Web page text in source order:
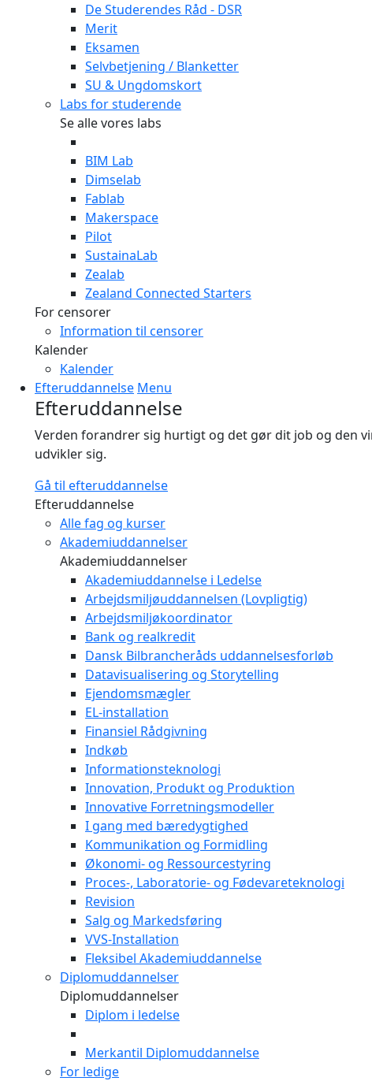
De Studerendes Råd - DSR
Merit
Eksamen
Selvbetjening / Blanketter
SU & Ungdomskort
Labs for studerende
Se alle vores labs
BIM Lab
Dimselab
Fablab
Makerspace
Pilot
SustainaLab
Zealab
Zealand Connected Starters
For censorer
Information til censorer
Kalender
Kalender
Efteruddannelse Menu
Efteruddannelse
Verden forandrer sig hurtigt og det gør dit job og den
udvikler sig.
Gå til efteruddannelse
Efteruddannelse
Alle fag og kurser
Akademiuddannelser
Akademiuddannelser
Akademiuddannelse i Ledelse
Arbejdsmiljøuddannelsen (Lovpligtig)
Arbejdsmiljøkoordinator
Bank og realkredit
Dansk Bilbrancheråds uddannelsesforløb
Datavisualisering og Storytelling
Ejendomsmægler
EL-installation
Finansiel Rådgivning
Indkøb
Informationsteknologi
Innovation, Produkt og Produktion
Innovative Forretningsmodeller
I gang med bæredygtighed
Kommunikation og Formidling
Økonomi- og Ressourcestyring
Proces-, Laboratorie- og Fødevareteknologi
Revision
Salg og Markedsføring
VVS-Installation
Fleksibel Akademiuddannelse
Diplomuddannelser
Diplomuddannelser
Diplom i ledelse
Merkantil Diplomuddannelse
For ledige